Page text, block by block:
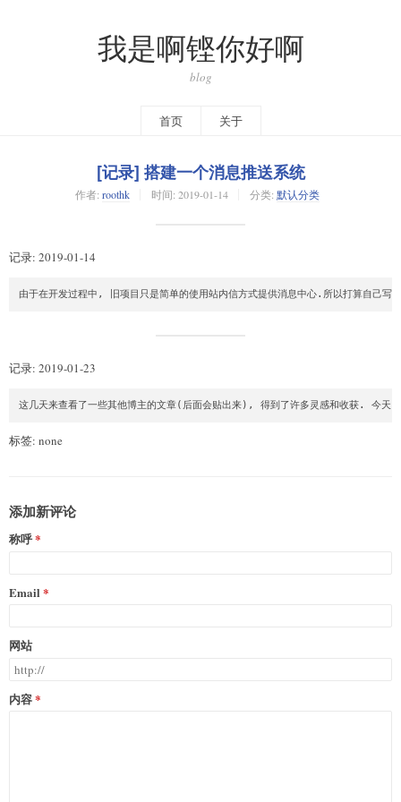
我是啊铿你好啊
blog
首页 关于
[记录] 搭建一个消息推送系统
作者: roothk 时间: 2019-01-14 分类: 默认分类
记录: 2019-01-14
由于在开发过程中, 旧项目只是简单的使用站内信方式提供消息中心.所以打算自己
记录: 2019-01-23
这几天来查看了一些其他博主的文章(后面会贴出来), 得到了许多灵感和收获. 今天已
标签: none
添加新评论
称呼
Email
网站
内容